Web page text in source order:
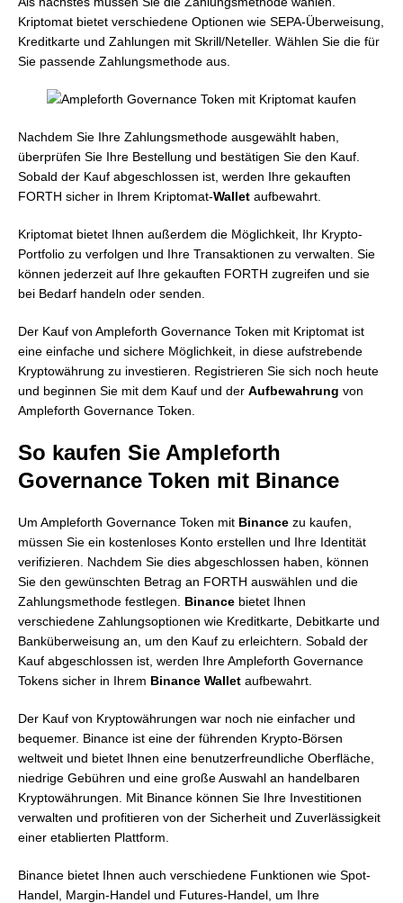
Kriptomat bietet verschiedene Optionen wie SEPA-Überweisung,
Kreditkarte und Zahlungen mit Skrill/Neteller. Wählen Sie die für
Sie passende Zahlungsmethode aus.
Nachdem Sie Ihre Zahlungsmethode ausgewählt haben,
überprüfen Sie Ihre Bestellung und bestätigen Sie den Kauf.
Sobald der Kauf abgeschlossen ist, werden Ihre gekauften
FORTH sicher in Ihrem Kriptomat-Wallet aufbewahrt.
Kriptomat bietet Ihnen außerdem die Möglichkeit, Ihr Krypto-
Portfolio zu verfolgen und Ihre Transaktionen zu verwalten. Sie
können jederzeit auf Ihre gekauften FORTH zugreifen und sie
bei Bedarf handeln oder senden.
Der Kauf von Ampleforth Governance Token mit Kriptomat ist
eine einfache und sichere Möglichkeit, in diese aufstrebende
Kryptowährung zu investieren. Registrieren Sie sich noch heute
und beginnen Sie mit dem Kauf und der Aufbewahrung von
Ampleforth Governance Token.
So kaufen Sie Ampleforth
Governance Token mit Binance
Um Ampleforth Governance Token mit Binance zu kaufen,
müssen Sie ein kostenloses Konto erstellen und Ihre Identität
verifizieren. Nachdem Sie dies abgeschlossen haben, können
Sie den gewünschten Betrag an FORTH auswählen und die
Zahlungsmethode festlegen. Binance bietet Ihnen
verschiedene Zahlungsoptionen wie Kreditkarte, Debitkarte und
Banküberweisung an, um den Kauf zu erleichtern. Sobald der
Kauf abgeschlossen ist, werden Ihre Ampleforth Governance
Tokens sicher in Ihrem Binance Wallet aufbewahrt.
Der Kauf von Kryptowährungen war noch nie einfacher und
bequemer. Binance ist eine der führenden Krypto-Börsen
weltweit und bietet Ihnen eine benutzerfreundliche Oberfläche,
niedrige Gebühren und eine große Auswahl an handelbaren
Kryptowährungen. Mit Binance können Sie Ihre Investitionen
verwalten und profitieren von der Sicherheit und Zuverlässigkeit
einer etablierten Plattform.
Binance bietet Ihnen auch verschiedene Funktionen wie Spot-
Handel, Margin-Handel und Futures-Handel, um Ihre